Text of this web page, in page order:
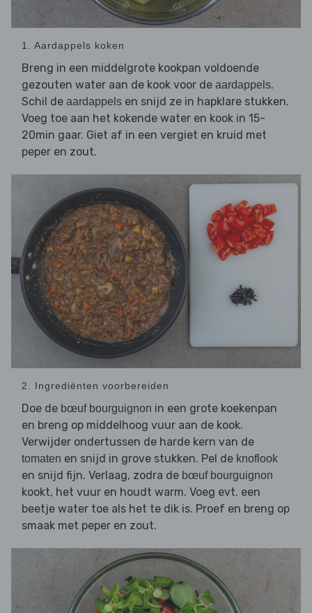
1. Aardappels koken
Breng in een middelgrote kookpan voldoende
gezouten water aan de kook voor de aardappels.
Schil de aardappels en snijd ze in hapklare stukken.
Voeg toe aan het kokende water en kook in 15-
20min gaar. Giet af in een vergiet en kruid met
peper en zout.
2. Ingrediënten voorbereiden
Doe de bœuf bourguignon in een grote koekenpan
en breng op middelhoog vuur aan de kook.
Verwijder ondertussen de harde kern van de
tomaten en snijd in grove stukken. Pel de knoflook
en snijd fijn. Verlaag, zodra de bœuf bourguignon
kookt, het vuur en houdt warm. Voeg evt. een
beetje water toe als het te dik is. Proef en breng op
smaak met peper en zout.